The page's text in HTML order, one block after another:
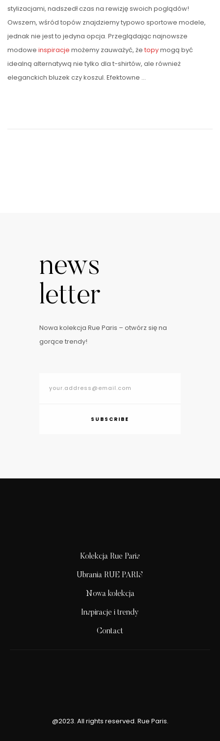
stylizacjami, nadszedł czas na rewizję swoich poglądów!
Owszem, wśród topów znajdziemy typowo sportowe modele,
jednak nie jest to jedyna opcja. Przeglądając najnowsze
modowe inspiracje możemy zauważyć, że topymogą być
idealną alternatywą nie tylko dla t-shirtów, ale również
eleganckich bluzek czy koszul. Efektowne …
news
letter
Nowa kolekcja Rue Paris – otwórz się na
gorące trendy!
SUBSCRIBE
Kolekcja Rue Paris
Ubrania RUE PARIS
Nowa kolekcja
Inspiracje i trendy
Contact
@2023. All rights reserved. Rue Paris.